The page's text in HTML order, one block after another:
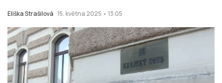
Eliška Strašilová 15. května 2025 • 13:05